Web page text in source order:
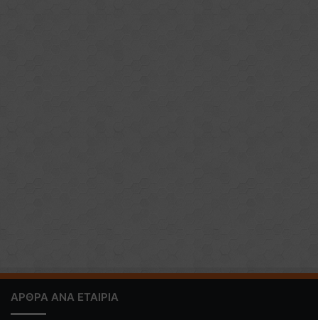
ΑΡΘΡΑ ΑΝΑ ΕΤΑΙΡΙΑ